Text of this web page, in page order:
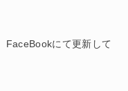
にて更新して